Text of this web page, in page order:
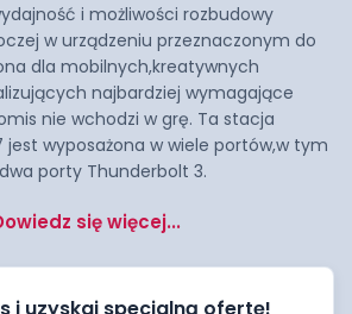
i możliwości rozbudowy
w urządzeniu przeznaczonym do
dla mobilnych,kreatywnych
najbardziej wymagające
nie wchodzi w grę. Ta stacja
jest wyposażona w wiele portów,w tym
dwa porty Thunderbolt 3.
się więcej...
i uzyskaj specjalną ofertę!